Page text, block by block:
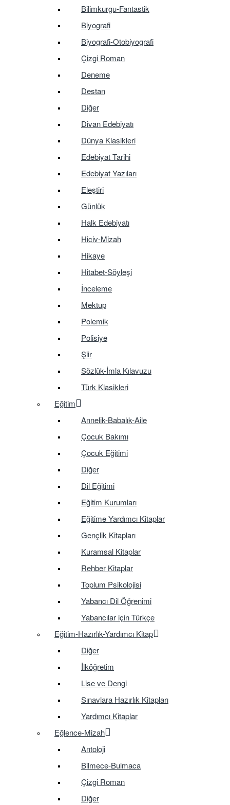
Bilimkurgu-Fantastik
Biyografi
Biyografi-Otobiyografi
Çizgi Roman
Deneme
Destan
Diğer
Divan Edebiyatı
Dünya Klasikleri
Edebiyat Tarihi
Edebiyat Yazıları
Eleştiri
Günlük
Halk Edebiyatı
Hiciv-Mizah
Hikaye
Hitabet-Söyleşi
İnceleme
Mektup
Polemik
Polisiye
Şiir
Sözlük-İmla Kılavuzu
Türk Klasikleri
Eğitim
Annelik-Babalık-Aile
Çocuk Bakımı
Çocuk Eğitimi
Diğer
Dil Eğitimi
Eğitim Kurumları
Eğitime Yardımcı Kitaplar
Gençlik Kitapları
Kuramsal Kitaplar
Rehber Kitaplar
Toplum Psikolojisi
Yabancı Dil Öğrenimi
Yabancılar için Türkçe
Eğitim-Hazırlık-Yardımcı Kitap
Diğer
İlköğretim
Lise ve Dengi
Sınavlara Hazırlık Kitapları
Yardımcı Kitaplar
Eğlence-Mizah
Antoloji
Bilmece-Bulmaca
Çizgi Roman
Diğer